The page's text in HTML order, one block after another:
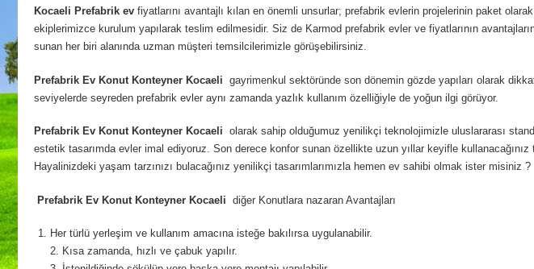
Kocaeli Prefabrik ev fiyatlarını avantajlı kılan en önemli unsurlar; prefabrik evlerin projelerinin paket
ekiplerimizce kurulum yapılarak teslim edilmesidir. Siz de Karmod prefabrik evler ve fiyatlarının
sunan her biri alanında uzman müşteri temsilcilerimizle görüşebilirsiniz.
Prefabrik Ev Konut Konteyner Kocaeli gayrimenkul sektöründe son dönemin gözde yapıları olarak
seviyelerde seyreden prefabrik evler aynı zamanda yazlık kullanım özelliğiyle de yoğun ilgi görüyor.
Prefabrik Ev Konut Konteyner Kocaeli olarak sahip olduğumuz yenilikçi teknolojimizle uluslararası
estetik tasarımda evler imal ediyoruz. Son derece konfor sunan özellikte uzun yıllar keyifle
Hayalinizdeki yaşam tarzınızı bulacağınız yenilikçi tasarımlarımızla hemen ev sahibi olmak ister misiniz ?
Prefabrik Ev Konut Konteyner Kocaeli diğer Konutlara nazaran Avantajları
Her türlü yerleşim ve kullanım amacına isteğe bakılırsa uygulanabilir.
2. Kısa zamanda, hızlı ve çabuk yapılır.